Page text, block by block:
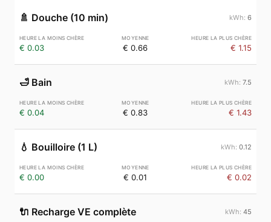
🚿 Douche (10 min) 6
€ 0.03 € 0.66 € 1.15
🛁 Bain 7.5
€ 0.04 € 0.83 € 1.43
💧 Bouilloire (1 L) 0.12
€ 0.00 € 0.01 € 0.02
🔌 Recharge VE complète 45